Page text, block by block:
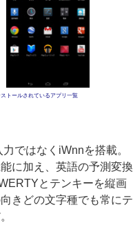
トールされているアプリ一覧
ではなくiWnnを搭載。
に加え、英語の予測変換
とテンキーを縦画
きどの文字種でも常にテ